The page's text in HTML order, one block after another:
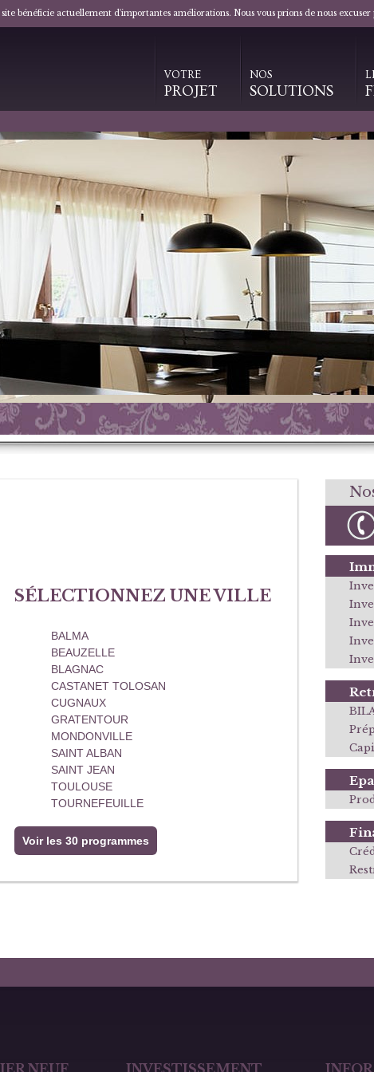
VOTRE
PROJET
NOS
SOLUTIONS
SÉLECTIONNEZ UNE VILLE
BALMA
BEAUZELLE
BLAGNAC
CASTANET TOLOSAN
CUGNAUX
GRATENTOUR
MONDONVILLE
SAINT ALBAN
SAINT JEAN
TOULOUSE
TOURNEFEUILLE
Voir les 30 programmes
bénéficie actuellement d'importantes améliorations. Nous vous prions de nous
NEUF INVESTISSEMENT